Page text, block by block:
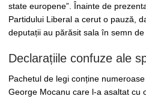
state europene”. Înainte de
Partidului Liberal a cerut o pauză,
deputații au părăsit sala în semn de
Declarațiile confuze ale
Pachetul de legi conține
George Mocanu care l-a asaltat cu